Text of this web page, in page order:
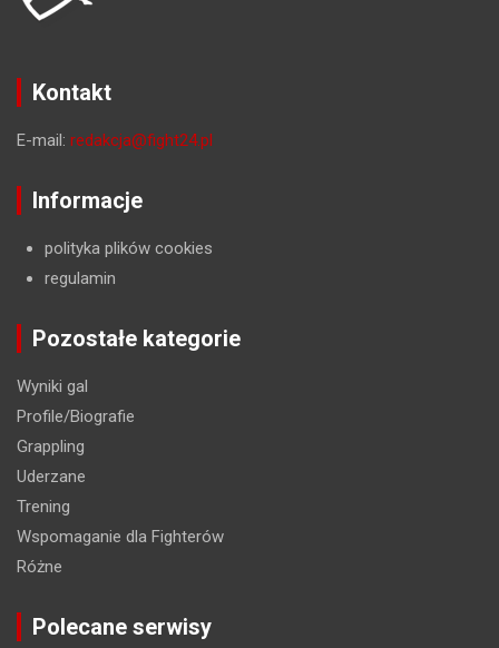
Kontakt
E-mail: redakcja@fight24.pl
Informacje
polityka plików cookies
regulamin
Pozostałe kategorie
Wyniki gal
Profile/Biografie
Grappling
Uderzane
Trening
Wspomaganie dla Fighterów
Różne
Polecane serwisy